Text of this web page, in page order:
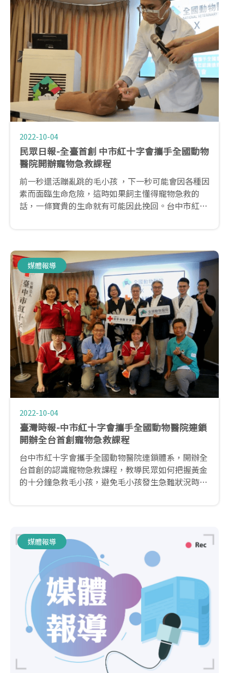
2022-10-04
民眾日報-全臺首創 中市紅十字會攜手全國動物
醫院開辦寵物急救課程
前一秒還活蹦亂跳的毛小孩 ，下一秒可能會因各種因
素而面臨生命危險，這時如果飼主懂得寵物急救的
話，一條寶貴的生命就有可能因此挽回。台中市紅十
媒體報導
2022-10-04
臺灣時報-中市紅十字會攜手全國動物醫院連鎖
開辦全台首創寵物急救課程
台中市紅十字會攜手全國動物醫院連鎖體系，開辦全
台首創的認識寵物急救課程，教導民眾如何把握黃金
的十分鐘急救毛小孩，避免毛小孩發生急難狀況時因
媒體報導